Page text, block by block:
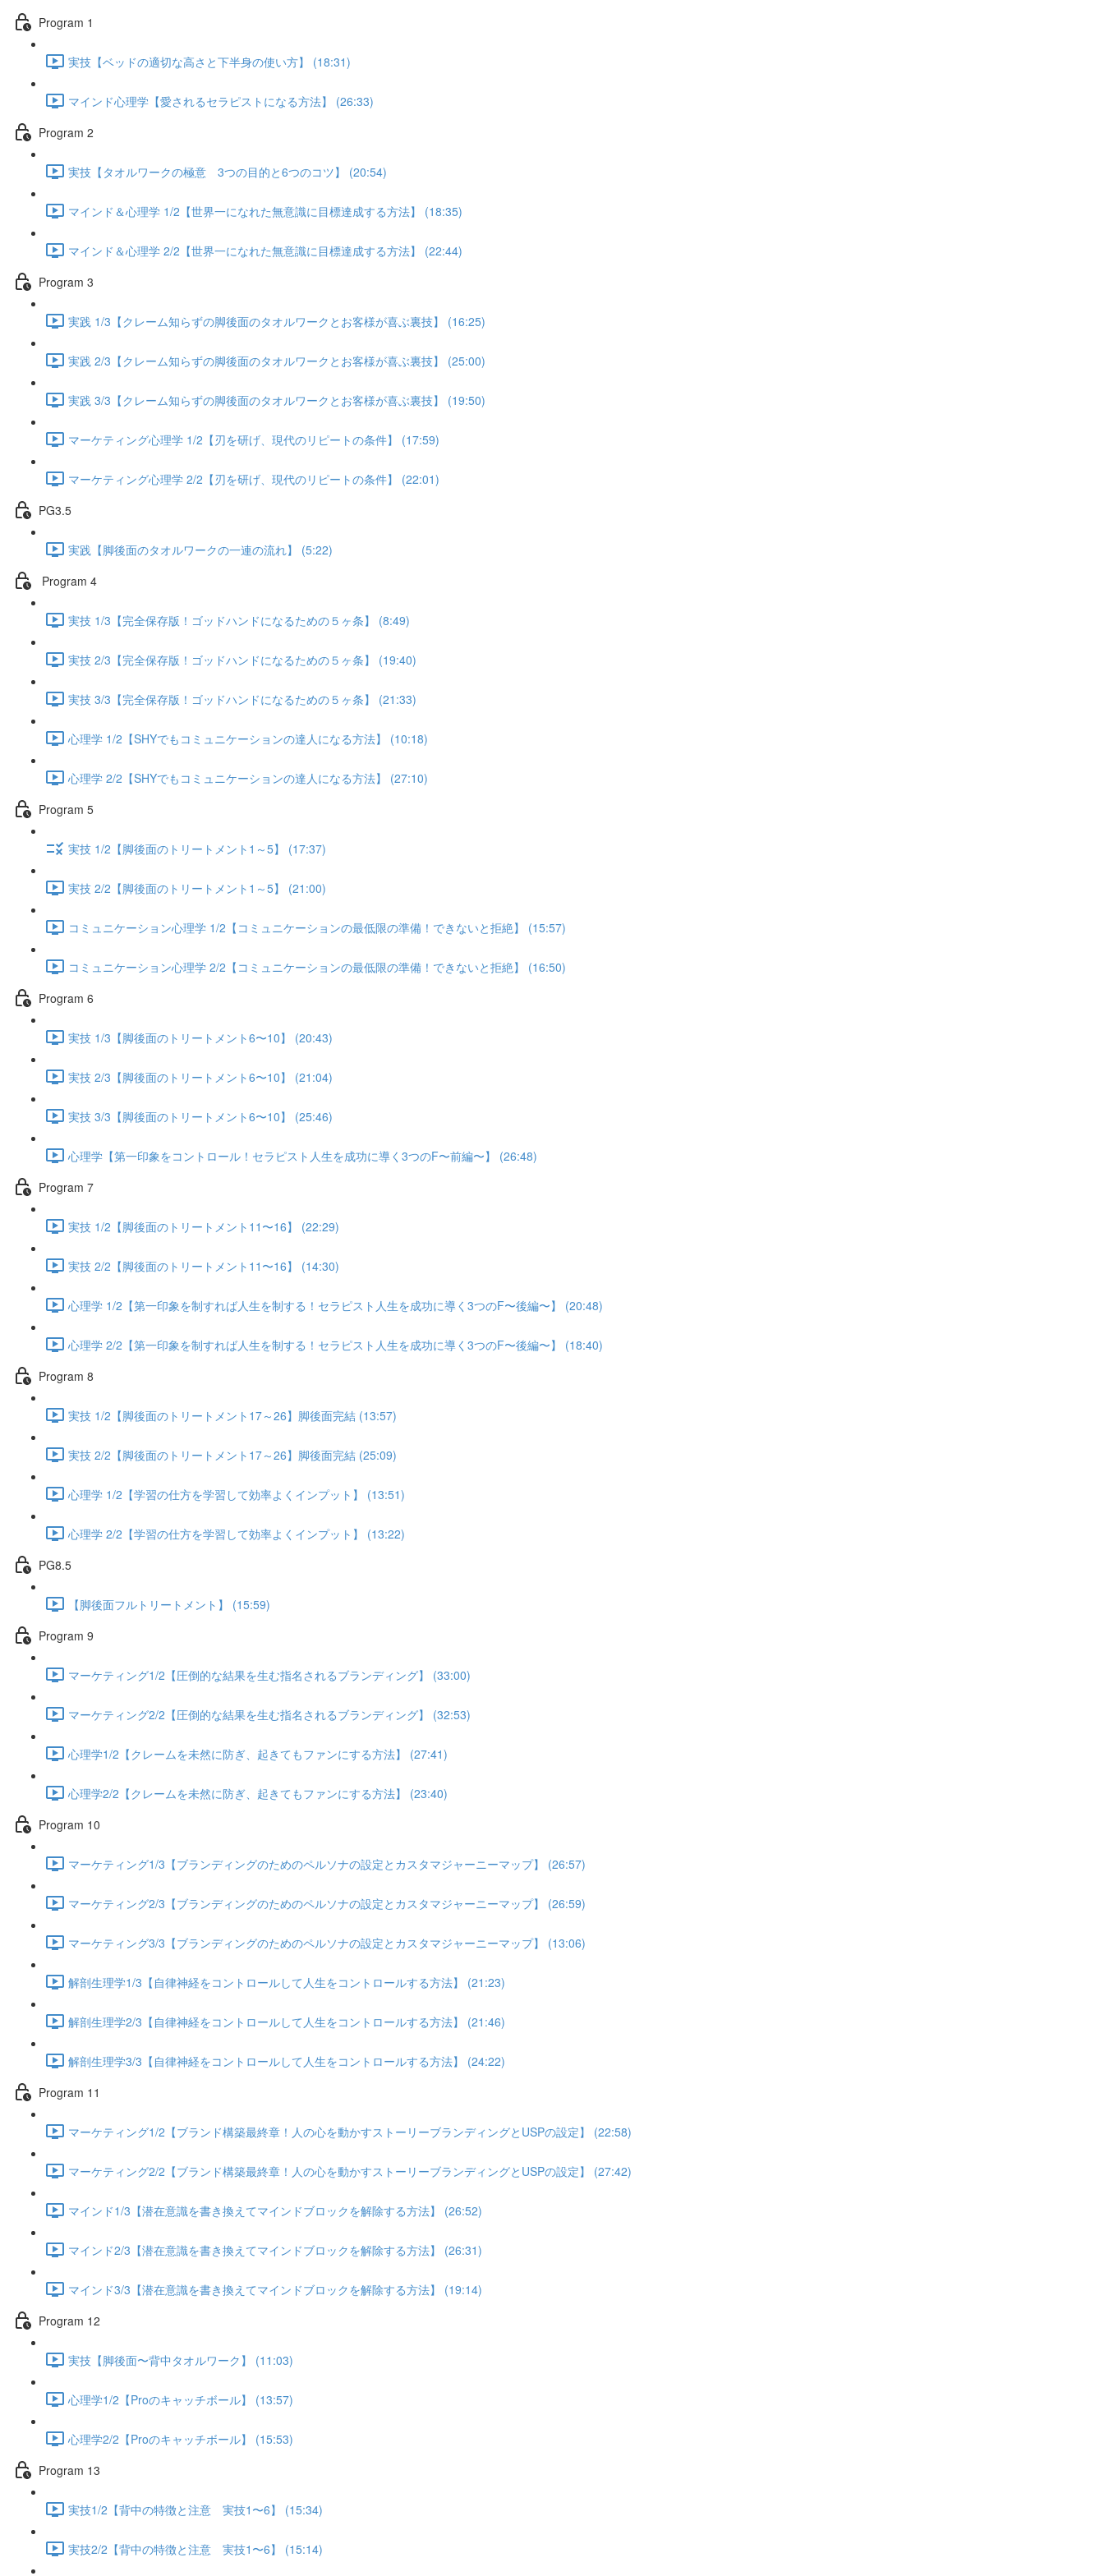
Program 1
実技【ベッドの適切な高さと下半身の使い方】 (18:31)
マインド心理学【愛されるセラピストになる方法】 (26:33)
Program 2
実技【タオルワークの極意 3つの目的と6つのコツ】 (20:54)
マインド＆心理学 1/2【世界一になれた無意識に目標達成する方法】 (18:35)
マインド＆心理学 2/2【世界一になれた無意識に目標達成する方法】 (22:44)
Program 3
実践 1/3【クレーム知らずの脚後面のタオルワークとお客様が喜ぶ裏技】 (16:25)
実践 2/3【クレーム知らずの脚後面のタオルワークとお客様が喜ぶ裏技】 (25:00)
実践 3/3【クレーム知らずの脚後面のタオルワークとお客様が喜ぶ裏技】 (19:50)
マーケティング心理学 1/2【刃を研げ、現代のリピートの条件】 (17:59)
マーケティング心理学 2/2【刃を研げ、現代のリピートの条件】 (22:01)
PG3.5
実践【脚後面のタオルワークの一連の流れ】 (5:22)
Program 4
実技 1/3【完全保存版！ゴッドハンドになるための５ヶ条】 (8:49)
実技 2/3【完全保存版！ゴッドハンドになるための５ヶ条】 (19:40)
実技 3/3【完全保存版！ゴッドハンドになるための５ヶ条】 (21:33)
心理学 1/2【SHYでもコミュニケーションの達人になる方法】 (10:18)
心理学 2/2【SHYでもコミュニケーションの達人になる方法】 (27:10)
Program 5
実技 1/2【脚後面のトリートメント1～5】 (17:37)
実技 2/2【脚後面のトリートメント1～5】 (21:00)
コミュニケーション心理学 1/2【コミュニケーションの最低限の準備！できないと拒絶】 (15:57)
コミュニケーション心理学 2/2【コミュニケーションの最低限の準備！できないと拒絶】 (16:50)
Program 6
実技 1/3【脚後面のトリートメント6〜10】 (20:43)
実技 2/3【脚後面のトリートメント6〜10】 (21:04)
実技 3/3【脚後面のトリートメント6〜10】 (25:46)
心理学【第一印象をコントロール！セラピスト人生を成功に導く3つのF〜前編〜】 (26:48)
Program 7
実技 1/2【脚後面のトリートメント11〜16】 (22:29)
実技 2/2【脚後面のトリートメント11〜16】 (14:30)
心理学 1/2【第一印象を制すれば人生を制する！セラピスト人生を成功に導く3つのF〜後編〜】 (20:48)
心理学 2/2【第一印象を制すれば人生を制する！セラピスト人生を成功に導く3つのF〜後編〜】 (18:40)
Program 8
実技 1/2【脚後面のトリートメント17～26】脚後面完結 (13:57)
実技 2/2【脚後面のトリートメント17～26】脚後面完結 (25:09)
心理学 1/2【学習の仕方を学習して効率よくインプット】 (13:51)
心理学 2/2【学習の仕方を学習して効率よくインプット】 (13:22)
PG8.5
【脚後面フルトリートメント】 (15:59)
Program 9
マーケティング1/2【圧倒的な結果を生む指名されるブランディング】 (33:00)
マーケティング2/2【圧倒的な結果を生む指名されるブランディング】 (32:53)
心理学1/2【クレームを未然に防ぎ、起きてもファンにする方法】 (27:41)
心理学2/2【クレームを未然に防ぎ、起きてもファンにする方法】 (23:40)
Program 10
マーケティング1/3【ブランディングのためのペルソナの設定とカスタマジャーニーマップ】 (26:57)
マーケティング2/3【ブランディングのためのペルソナの設定とカスタマジャーニーマップ】 (26:59)
マーケティング3/3【ブランディングのためのペルソナの設定とカスタマジャーニーマップ】 (13:06)
解剖生理学1/3【自律神経をコントロールして人生をコントロールする方法】 (21:23)
解剖生理学2/3【自律神経をコントロールして人生をコントロールする方法】 (21:46)
解剖生理学3/3【自律神経をコントロールして人生をコントロールする方法】 (24:22)
Program 11
マーケティング1/2【ブランド構築最終章！人の心を動かすストーリーブランディングとUSPの設定】 (22:58)
マーケティング2/2【ブランド構築最終章！人の心を動かすストーリーブランディングとUSPの設定】 (27:42)
マインド1/3【潜在意識を書き換えてマインドブロックを解除する方法】 (26:52)
マインド2/3【潜在意識を書き換えてマインドブロックを解除する方法】 (26:31)
マインド3/3【潜在意識を書き換えてマインドブロックを解除する方法】 (19:14)
Program 12
実技【脚後面〜背中タオルワーク】 (11:03)
心理学1/2【Proのキャッチボール】 (13:57)
心理学2/2【Proのキャッチボール】 (15:53)
Program 13
実技1/2【背中の特徴と注意 実技1〜6】 (15:34)
実技2/2【背中の特徴と注意 実技1〜6】 (15:14)